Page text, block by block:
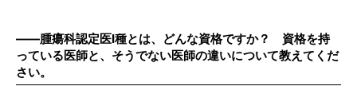
――腫瘍科認定医Ⅰ種とは、どんな資格ですか？ 資格を持
っている医師と、そうでない医師の違いについて教えてくだ
さい。